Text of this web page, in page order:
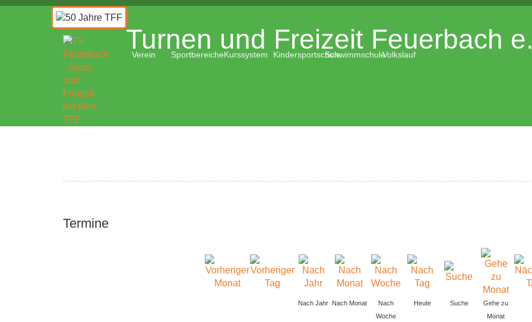
Turnen und Freizeit Feuerbach
Verein SportbereicheKurssystem KindersportschuleSchwimmschuleVolkslauf
Termine
Nach Jahr Nach Monat
Nach
Woche
Heute Suche
Gehe zu
Monat